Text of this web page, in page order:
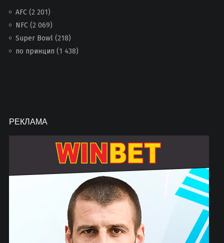
AFC(2 201)
NFC(2 069)
Super Bowl(218)
по принцип (1 438)
РЕКЛАМА